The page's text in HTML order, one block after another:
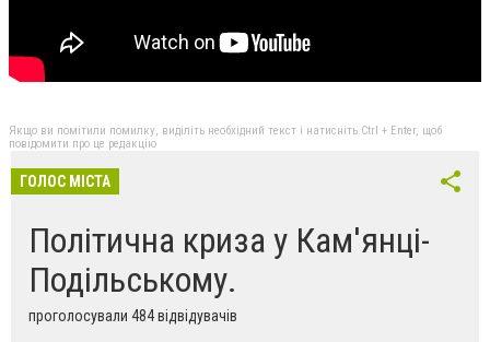
Якщо ви помітили помилку, виділіть необхідний текст і натисніть Ctrl + Enter, щоб
повідомити про це редакцію
ГОЛОС МІСТА
Політична криза у Кам'янці-
Подільському.
проголосували 484 відвідувачів